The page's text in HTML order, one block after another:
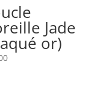
Jade
or)